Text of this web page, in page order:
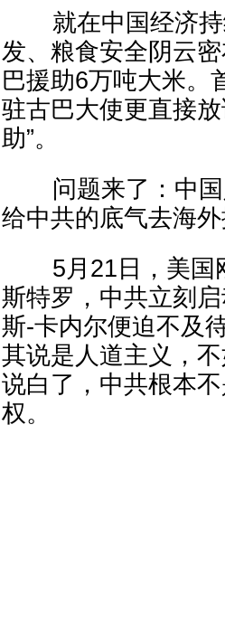
就在中国经济持
发、粮食安全阴云
巴援助6万吨大米。
驻古巴大使更直接
助”。
问题来了：中国
给中共的底气去海
5月21日，美国刚
斯特罗，中共立刻
斯-卡内尔便迫不及
其说是人道主义，
说白了，中共根本
权。